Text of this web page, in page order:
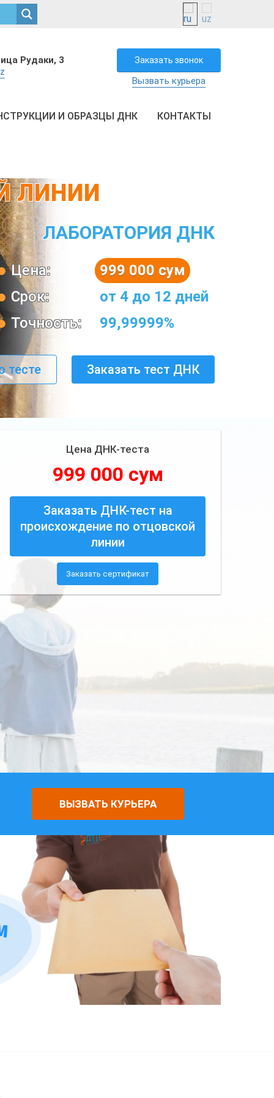
Рудаки, 3
Заказать звонок
Вызвать курьера
И ОБРАЗЦЫ ДНК КОНТАКТЫ
ЛИНИИ
ЛАБОРАТОРИЯ ДНК
Цена:
999 000 сум
Срок:
от 4 до 12 дней
Точность:
99,99999%
тесте Заказать тест ДНК
Цена ДНК-теста
999 000 сум
Заказать ДНК-тест на
происхождение по отцовской
линии
Заказать сертификат
ВЫЗВАТЬ КУРЬЕРА